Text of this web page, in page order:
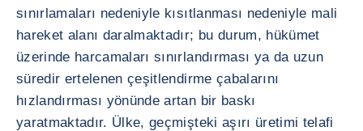
sınırlamaları nedeniyle kısıtlanması nedeniyle mali
hareket alanı daralmaktadır; bu durum, hükümet
üzerinde harcamaları sınırlandırması ya da uzun
süredir ertelenen çeşitlendirme çabalarını
hızlandırması yönünde artan bir baskı
yaratmaktadır. Ülke, geçmişteki aşırı üretimi telafi